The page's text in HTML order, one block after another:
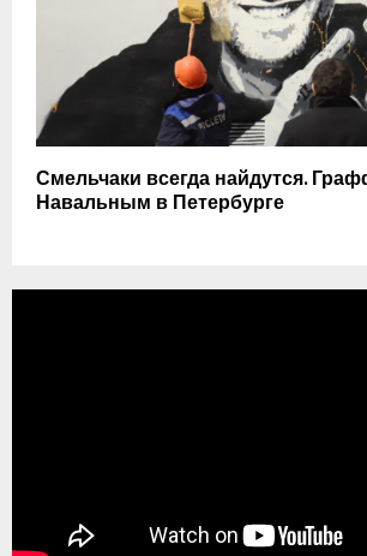
Смельчаки всегда найдутся.
Навальным в Петербурге